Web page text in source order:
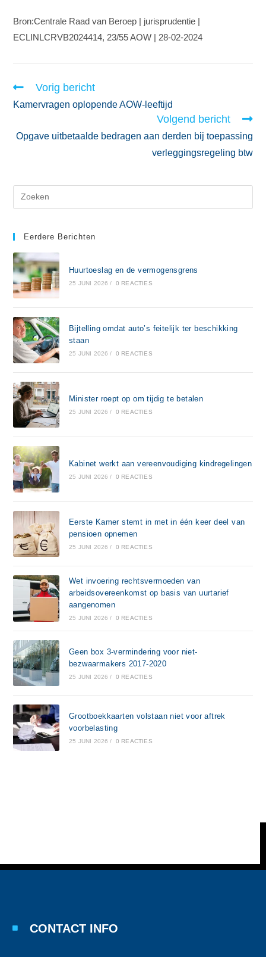
Bron:Centrale Raad van Beroep | jurisprudentie |
ECLINLCRVB2024414, 23/55 AOW | 28-02-2024
Vorig bericht
Kamervragen oplopende AOW-leeftijd
Volgend bericht
Opgave uitbetaalde bedragen aan derden bij toepassing
verleggingsregeling btw
Eerdere Berichten
Huurtoeslag en de vermogensgrens
25 JUNI 2026 / 0 REACTIES
Bijtelling omdat auto’s feitelijk ter beschikking
staan
25 JUNI 2026 / 0 REACTIES
Minister roept op om tijdig te betalen
25 JUNI 2026 / 0 REACTIES
Kabinet werkt aan vereenvoudiging kindregelingen
25 JUNI 2026 / 0 REACTIES
Eerste Kamer stemt in met in één keer deel van
pensioen opnemen
25 JUNI 2026 / 0 REACTIES
Wet invoering rechtsvermoeden van
arbeidsovereenkomst op basis van uurtarief
aangenomen
25 JUNI 2026 / 0 REACTIES
Geen box 3-vermindering voor niet-
bezwaarmakers 2017-2020
25 JUNI 2026 / 0 REACTIES
Grootboekkaarten volstaan niet voor aftrek
voorbelasting
25 JUNI 2026 / 0 REACTIES
CONTACT INFO